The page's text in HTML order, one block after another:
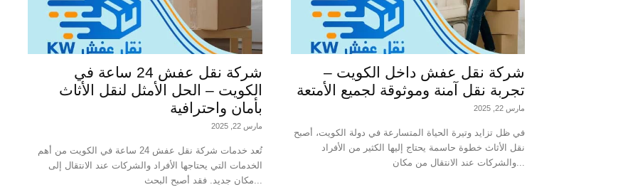
شركة نقل عفش داخل الكويت –
تجربة نقل آمنة وموثوقة لجميع الأمتعة
مارس 22, 2025
في ظل تزايد وتيرة الحياة المتسارعة في دولة الكويت، أصبح
نقل الأثاث خطوة حاسمة يحتاج إليها الكثير من الأفراد
شركة نقل عفش 24 ساعة في
الكويت – الحل الأمثل لنقل الأثاث
بأمان واحترافية
مارس 22, 2025
تُعد خدمات شركة نقل عفش 24 ساعة في الكويت من أهم
الخدمات التي يحتاجها الأفراد والشركات عند الانتقال إلى